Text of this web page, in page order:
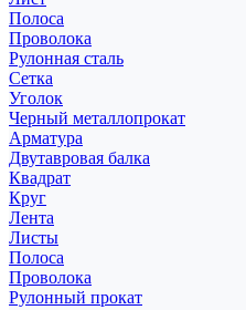
Полоса
Проволока
Рулонная сталь
Сетка
Уголок
Черный металлопрокат
Арматура
Двутавровая балка
Квадрат
Круг
Лента
Листы
Полоса
Проволока
Рулонный прокат